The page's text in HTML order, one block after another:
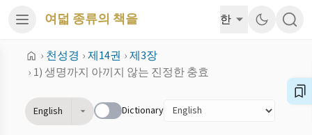
여덟 종류의 책을 한
› 천성경 ›제14권 ›제3장
› 1) 생명까지 아끼지 않는 진정한 충효
English Dictionary